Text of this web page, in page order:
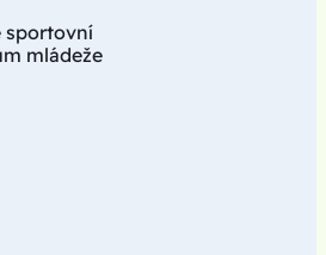
sportovní
mládeže